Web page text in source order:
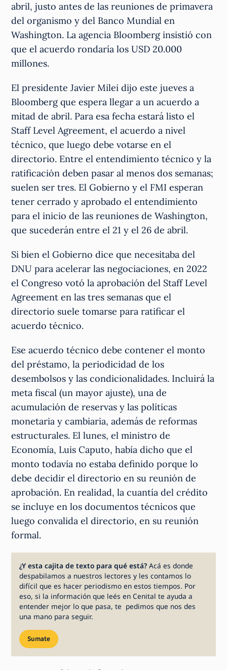
abril, justo antes de las reuniones de primavera
del organismo y del Banco Mundial en
Washington. La agencia Bloomberg insistió con
que el acuerdo rondaría los USD 20.000
millones.
El presidente Javier Milei dijo este jueves a
Bloomberg que espera llegar a un acuerdo a
mitad de abril. Para esa fecha estará listo el
Staff Level Agreement, el acuerdo a nivel
técnico, que luego debe votarse en el
directorio. Entre el entendimiento técnico y la
ratificación deben pasar al menos dos semanas;
suelen ser tres. El Gobierno y el FMI esperan
tener cerrado y aprobado el entendimiento
para el inicio de las reuniones de Washington,
que sucederán entre el 21 y el 26 de abril.
Si bien el Gobierno dice que necesitaba del
DNU para acelerar las negociaciones, en 2022
el Congreso votó la aprobación del Staff Level
Agreement en las tres semanas que el
directorio suele tomarse para ratificar el
acuerdo técnico.
Ese acuerdo técnico debe contener el monto
del préstamo, la periodicidad de los
desembolsos y las condicionalidades. Incluirá la
meta fiscal (un mayor ajuste), una de
acumulación de reservas y las políticas
monetaria y cambiaria, además de reformas
estructurales. El lunes, el ministro de
Economía, Luis Caputo, había dicho que el
monto todavía no estaba definido porque lo
debe decidir el directorio en su reunión de
aprobación. En realidad, la cuantía del crédito
se incluye en los documentos técnicos que
luego convalida el directorio, en su reunión
formal.
¿Y esta cajita de texto para qué está?Acá es donde
despabilamos a nuestros lectores y les contamos lo
difícil que es hacer periodismo en estos tiempos. Por
eso, si la información que leés en Cenital te ayuda a
entender mejor lo que pasa, te pedimos que nos des
una mano para seguir.
Sumate